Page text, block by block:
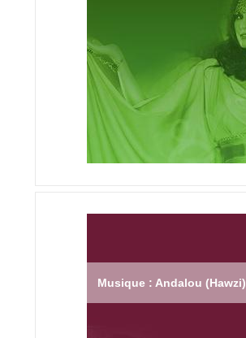
Musique : Andalou (Hawzi)